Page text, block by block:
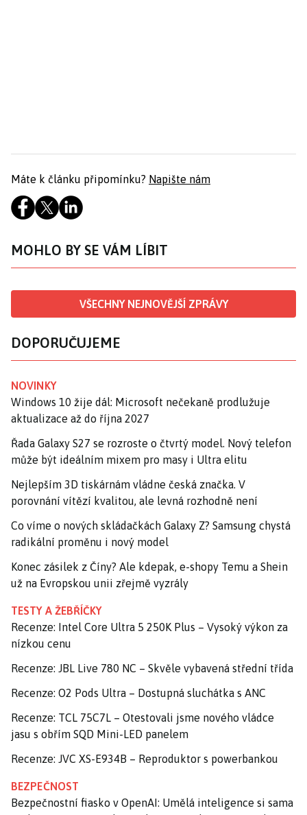
Máte k článku připomínku? Napište nám
MOHLO BY SE VÁM LÍBIT
VŠECHNY NEJNOVĚJŠÍ ZPRÁVY
DOPORUČUJEME
NOVINKY
Windows 10 žije dál: Microsoft nečekaně prodlužuje
aktualizace až do října 2027
Řada Galaxy S27 se rozroste o čtvrtý model. Nový telefon
může být ideálním mixem pro masy i Ultra elitu
Nejlepším 3D tiskárnám vládne česká značka. V
porovnání vítězí kvalitou, ale levná rozhodně není
Co víme o nových skládačkách Galaxy Z? Samsung chystá
radikální proměnu i nový model
Konec zásilek z Číny? Ale kdepak, e-shopy Temu a Shein
už na Evropskou unii zřejmě vyzrály
TESTY A ŽEBŘÍČKY
Recenze: Intel Core Ultra 5 250K Plus – Vysoký výkon za
nízkou cenu
Recenze: JBL Live 780 NC – Skvěle vybavená střední třída
Recenze: O2 Pods Ultra – Dostupná sluchátka s ANC
Recenze: TCL 75C7L – Otestovali jsme nového vládce
jasu s obřím SQD Mini-LED panelem
Recenze: JVC XS-E934B – Reproduktor s powerbankou
BEZPEČNOST
Bezpečnostní fiasko v OpenAI: Umělá inteligence si sama